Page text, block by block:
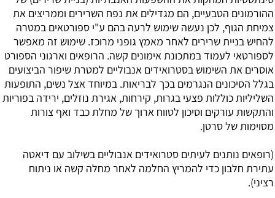
ההורמונים הטבעיים, הם מגדילים את נפח השרירים וממריצים את
צמיחת הגוף, לכן נעשה שימוש לרעה בהם ע"י ספורטאים במטרה
להחיש בניית שרירים לאחר מאמץ גופני מרוכז. שימוש זה מאפשר
לספורטאי לעמוד במתכונת אימונים קשה. הרופאים וארגוני הספורט
אוסרים את השימוש בסטרואידים אנבוליים למטרת שיפור הביצועים
בגלל הסיכונים הנגרמים בכך לבריאות. במיוחד אצל נשים, התופעות
השליליות כוללות פצעי בגרות, קירחות, אגירת נוזלים, ירידה בפוריות
והתקשות עורקים וסיכון לטווח ארוך של מחלת כבד ואף צורות
מסוימות של סרטן.
(רופאים נותנים לעיתים סטרואידים אנבוליים בשילוב עם דיאטה
עתירת חלבון כדי להמריץ החלמה לאחר מחלה קשה או ניתוח
רציני).